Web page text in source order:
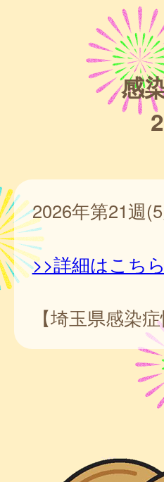
感
2026年第21週
>>詳細はこちら
【埼玉県感染